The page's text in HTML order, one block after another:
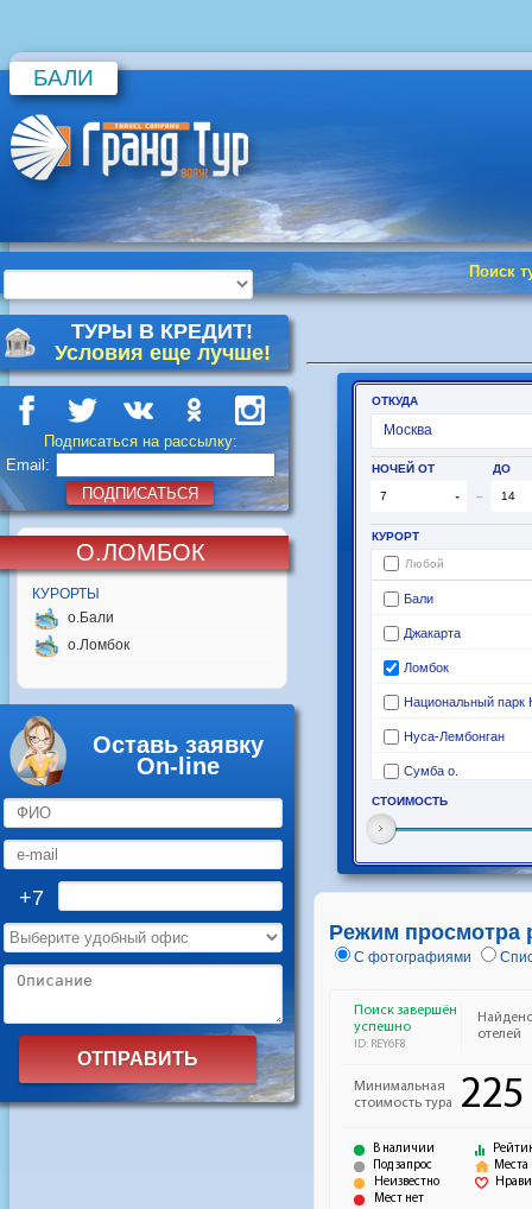
БАЛИ
Поиск
ТУРЫ В КРЕДИТ!
Условия еще лучше!
Подписаться на рассылку:
Email:
ПОДПИСАТЬСЯ
О.ЛОМБОК
КУРОРТЫ
о.Бали
о.Ломбок
Оставь заявку
On-line
+7
Режим просмотра
С фотографиями